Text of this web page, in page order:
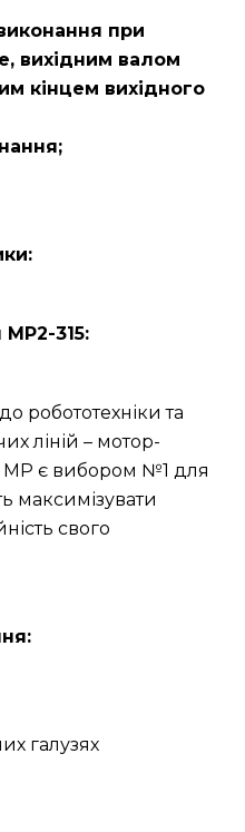
при
вихідним валом
кінцем вихідного
МР2-315:
робототехніки та
ліній – мотор-
МР є вибором №1 для
максимізувати
свого
галузях